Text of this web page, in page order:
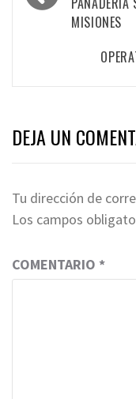
entradasMISIONES
DEJA UN
Tu dirección de
Los campos
COMENTARIO *